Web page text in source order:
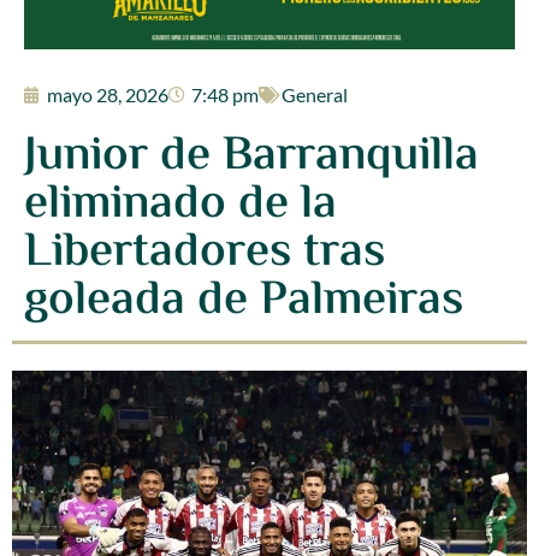
mayo 28, 2026 7:48 pm General
Junior de Barranquilla
eliminado de la
Libertadores tras
goleada de Palmeiras